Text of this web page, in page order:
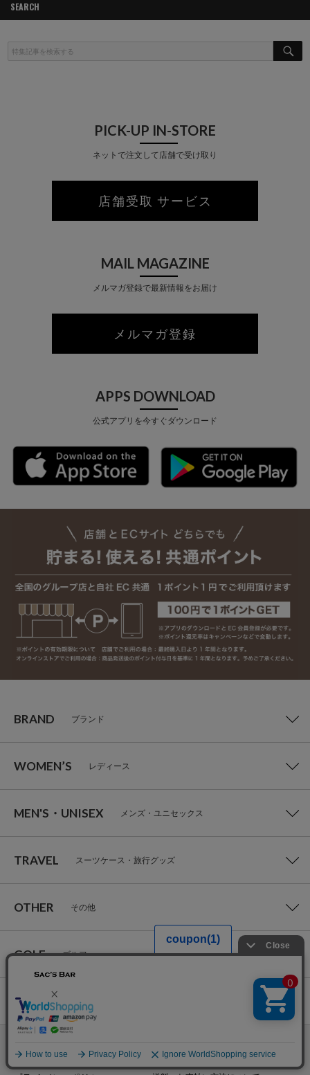
SEARCH
S
R
PICK-UP IN-STORE
ネットで注文して店舗で受け取り
店舗受取 サービス
MAIL MAGAZINE
メルマガ登録で最新情報をお届け
メルマガ登録
APPS DOWNLOAD
公式アプリを今すぐダウンロード
BRAND ブランド
WOMEN’S レディース
MEN'S・UNISEX メンズ・ユニセックス
TRAVEL スーツケース・旅行グッズ
OTHER その他
GOLF ゴルフ
NEWS&FEATURE
会社概要
ご利用ガイド